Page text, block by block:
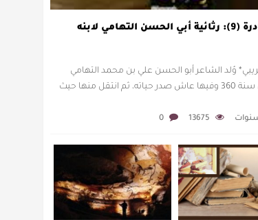
التهامي لابنه
وُلد الشاعر أبو الحسن علي بن محمد التهامي
بمكة حوالي سنة 360 وفيها عاش صدر حياته، ثم انتقل منها حيث
13675
0